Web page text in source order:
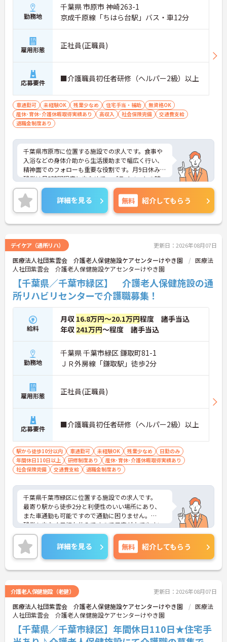
勤務地
千葉県 市原市 神崎263-1
京成千原線「ちはら台駅」バス・車12分
雇用形態 正社員(正職員)
応募要件 ■介護職員初任者研修（ヘルパー2級）以上
車通勤可 未経験OK 残業少なめ 住宅手当・補助
無資格OK
産休･育休･介護休暇取得実績あり
高収入 社会保険完備
交通費支給
退職金制度あり
千葉県市原市に位置する施設での求人です。食事や
入浴などの身体介助から生活援助まで幅広く行い、
精神面でのフォローも重要な役割です。月9日休み、
残業は月5時間程度と少なめで、プライベートの時
間も確保しやすいです。マイカー通勤も可能で、福
利厚生も整っていますので、安心して働ける職場で
す。興味のある方は詳細等をお伝えしますので、お
気軽にお問い合わせください。
詳細を見る 無料 紹介してもらう
デイケア（通所リハ） 更新日：2026年08月07日
医療法人社団紫雲会 介護老人保健施設ケアセンターけやき園
医療法
人社団紫雲会 介護老人保健施設ケアセンターけやき園
【千葉県／千葉市緑区】 介護老人保健施設の通
所リハビリセンターで介護職募集！
給料
月収 16.8万円～20.1万円程度 諸手当込
年収 241万円～程度 諸手当込
勤務地
千葉県 千葉市緑区 鎌取町81-1
ＪＲ外房線「鎌取駅」徒歩2分
雇用形態 正社員(正職員)
応募要件 ■介護職員初任者研修（ヘルパー2級）以上
駅から徒歩10分以内 車通勤可 未経験OK 残業少なめ
日勤のみ
年間休日110日以上
研修制度あり
産休･育休･介護休暇取得実績あり
社会保険完備
交通費支給 退職金制度あり
千葉県千葉市緑区に位置する施設での求人です。
最寄り駅から徒歩2分と利便性のいい場所にあり、
また車通勤も可能ですので通勤に困りません。
残業も少なく日祝お休みですので予定が立てやすい
です。
ご興味のある方はお気軽にお問い合わせ下さい！
詳細を見る 無料 紹介してもらう
介護老人保健施設（老健） 更新日：2026年08月07日
医療法人社団紫雲会 介護老人保健施設ケアセンターけやき園
医療法
人社団紫雲会 介護老人保健施設ケアセンターけやき園
【千葉県／千葉市緑区】年間休日110日★住宅手